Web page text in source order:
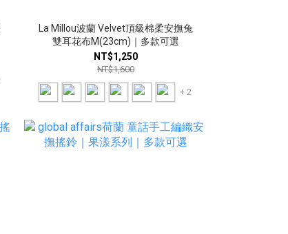
La Millou波蘭 Velvet頂級棉柔安撫兔
雙耳花布M(23cm)｜多款可選
NT$1,250
NT$1,600
+ 2